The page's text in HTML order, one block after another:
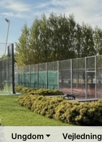
Ungdom Vejledning